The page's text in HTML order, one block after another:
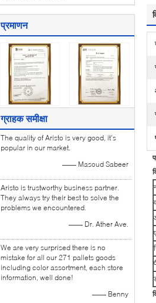
प्रमाणन
ग्राहक समीक्षा
The quality of Aristo is very good, it's
popular in our market.
—— Masoud Sabeer
Aristo is trustworthy business partner.
They always try their best to solve the
problems we encountered.
—— Dr. Ather Ave.
We are very surprised there is no
mistake for all our 271 pallets goods
including color assortment, each store
information, well done!
—— Benny